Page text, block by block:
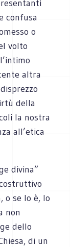
confusa
o
volto
altra
della
la nostra
all’etica
divina”
o se lo è, lo
non
dello
di un